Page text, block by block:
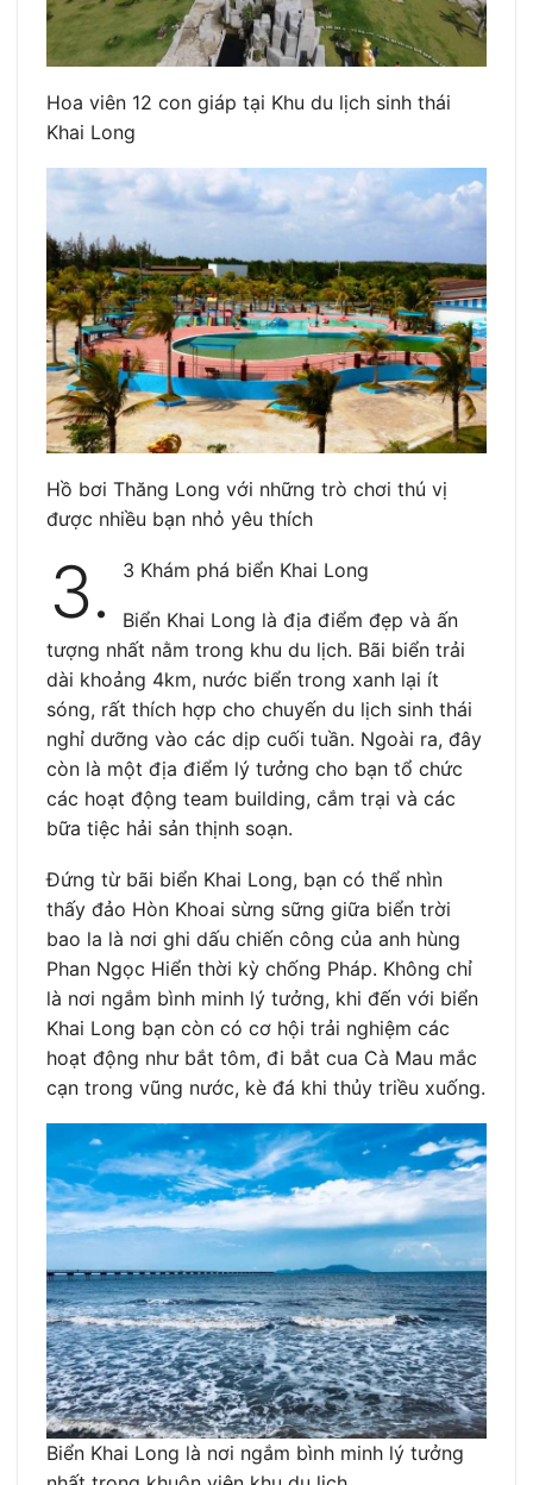
Hoa viên 12 con giáp tại Khu du lịch sinh thái
Khai Long
Hồ bơi Thăng Long với những trò chơi thú vị
được nhiều bạn nhỏ yêu thích
3. 3 Khám phá biển Khai Long
Biển Khai Long là địa điểm đẹp và ấn
tượng nhất nằm trong khu du lịch. Bãi biển trải
dài khoảng 4km, nước biển trong xanh lại ít
sóng, rất thích hợp cho chuyến du lịch sinh thái
nghỉ dưỡng vào các dịp cuối tuần. Ngoài ra, đây
còn là một địa điểm lý tưởng cho bạn tổ chức
các hoạt động team building, cắm trại và các
bữa tiệc hải sản thịnh soạn.
Đứng từ bãi biển Khai Long, bạn có thể nhìn
thấy đảo Hòn Khoai sừng sững giữa biển trời
bao la là nơi ghi dấu chiến công của anh hùng
Phan Ngọc Hiển thời kỳ chống Pháp. Không chỉ
là nơi ngắm bình minh lý tưởng, khi đến với biển
Khai Long bạn còn có cơ hội trải nghiệm các
hoạt động như bắt tôm, đi bắt cua Cà Mau mắc
cạn trong vũng nước, kè đá khi thủy triều xuống.
Biển Khai Long là nơi ngắm bình minh lý tưởng